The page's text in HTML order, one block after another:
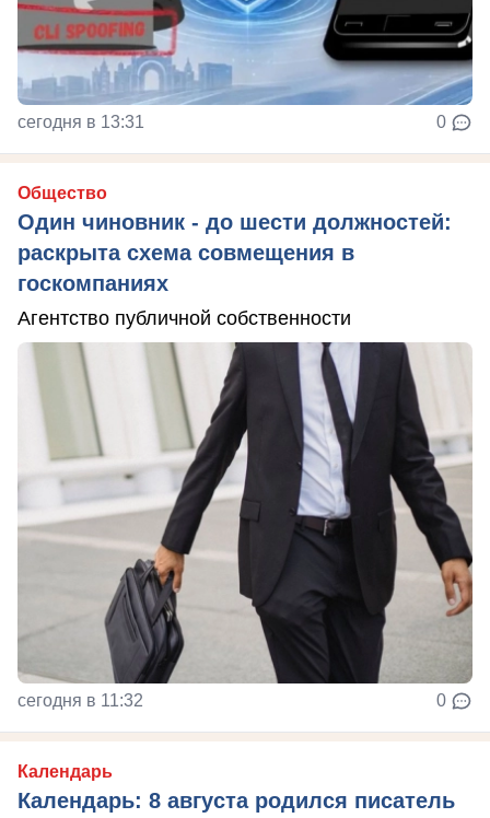
сегодня в 13:31 0
Общество
Один чиновник - до шести должностей:
раскрыта схема совмещения в
госкомпаниях
Агентство публичной собственности
сегодня в 11:32 0
Календарь
Календарь: 8 августа родился писатель